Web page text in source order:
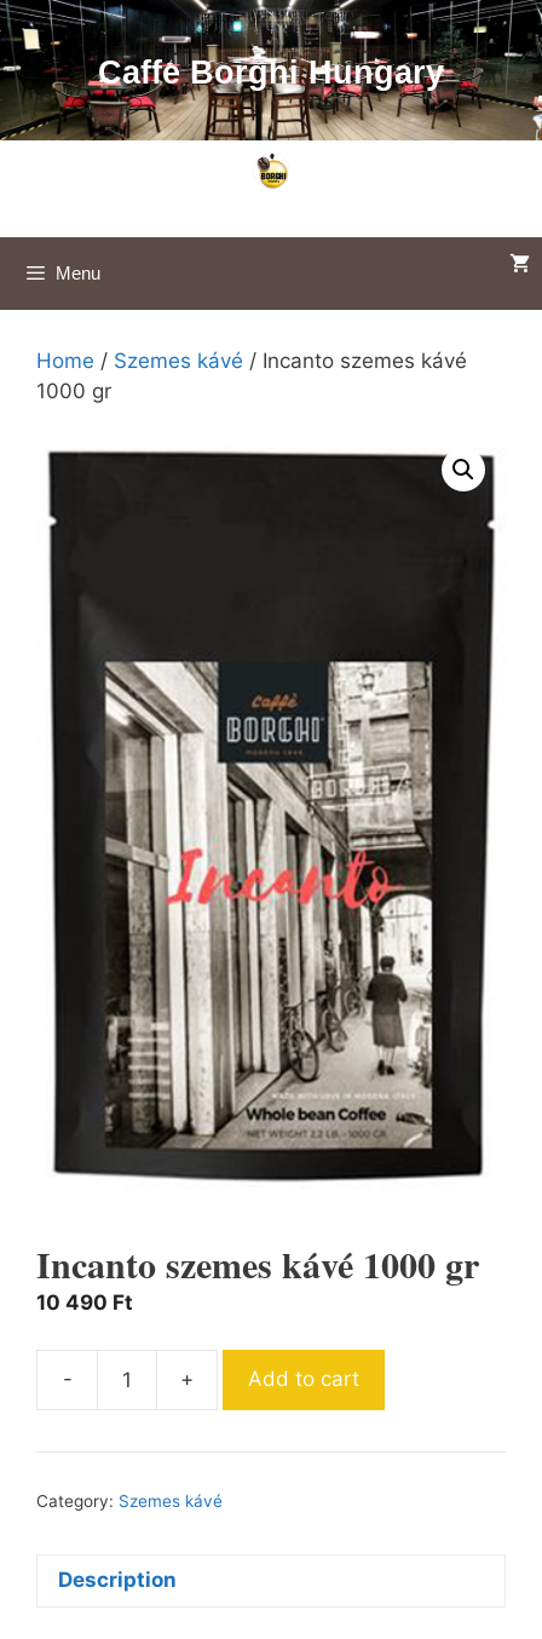
Skip
to
content
Caffe Borghi Hungary
Menu
Home / Szemes kávé / Incanto szemes kávé
1000 gr
Incanto szemes kávé 1000 gr
10 490 Ft
-
Incanto
kávé
gr
+ Add to cart
Category: Szemes kávé
Description